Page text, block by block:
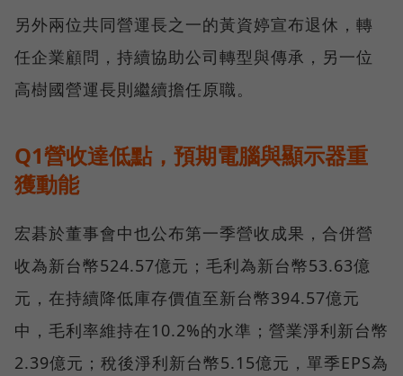
另外兩位共同營運長之一的黃資婷宣布退休，轉
任企業顧問，持續協助公司轉型與傳承，另一位
高樹國營運長則繼續擔任原職。
Q1營收達低點，預期電腦與顯示器重
獲動能
宏碁於董事會中也公布第一季營收成果，合併營
收為新台幣524.57億元；毛利為新台幣53.63億
元，在持續降低庫存價值至新台幣394.57億元
中，毛利率維持在10.2%的水準；營業淨利新台幣
2.39億元；稅後淨利新台幣5.15億元，單季EPS為